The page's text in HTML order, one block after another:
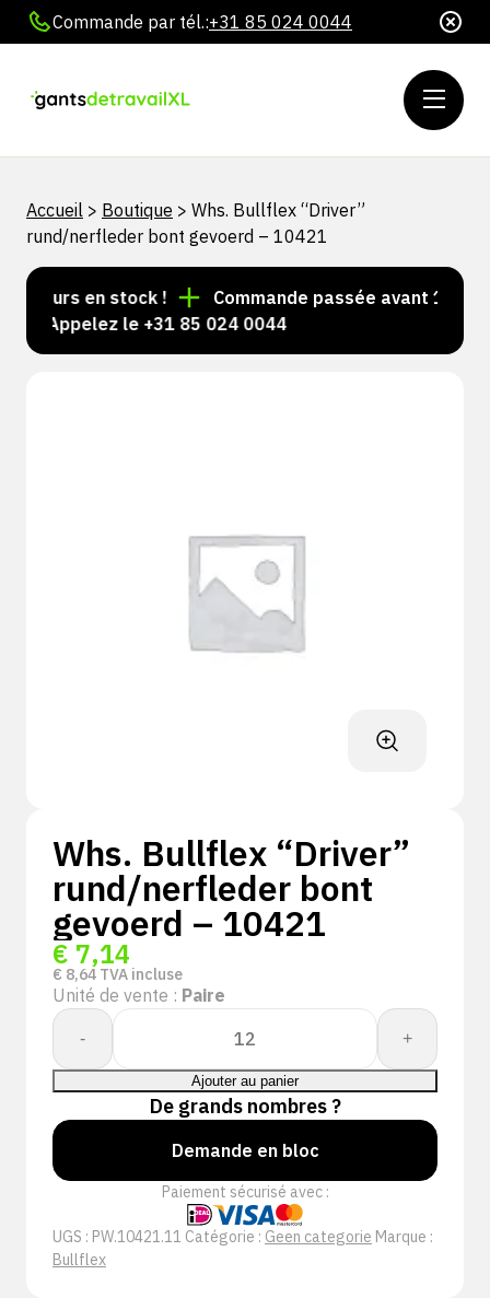
Commande par tél.:+31 85 024 0044
Accueil > Boutique > Whs. Bullflex “Driver”
rund/nerfleder bont gevoerd – 10421
en stock !
Commande passée avant 15 h =
? Appelez le +31 85 024 0044
Whs. Bullflex “Driver”
rund/nerfleder bont
gevoerd – 10421
€ 7,14
€ 8,64 TVA incluse
Unité de vente : Paire
-
quantité
Whs.
Bullflex
"Driver"
bont
-
10421
+
Ajouter au panier
De grands nombres ?
Demande en bloc
Paiement sécurisé avec :
UGS : PW.10421.11 Catégorie : Geen categorie Marque :
Bullflex